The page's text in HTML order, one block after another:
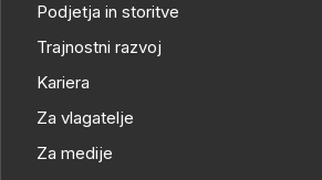
Podjetja in storitve
Trajnostni razvoj
Kariera
Za vlagatelje
Za medije